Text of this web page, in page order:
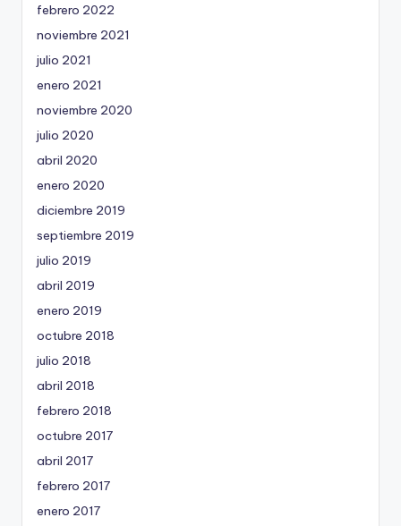
febrero 2022
noviembre 2021
julio 2021
enero 2021
noviembre 2020
julio 2020
abril 2020
enero 2020
diciembre 2019
septiembre 2019
julio 2019
abril 2019
enero 2019
octubre 2018
julio 2018
abril 2018
febrero 2018
octubre 2017
abril 2017
febrero 2017
enero 2017